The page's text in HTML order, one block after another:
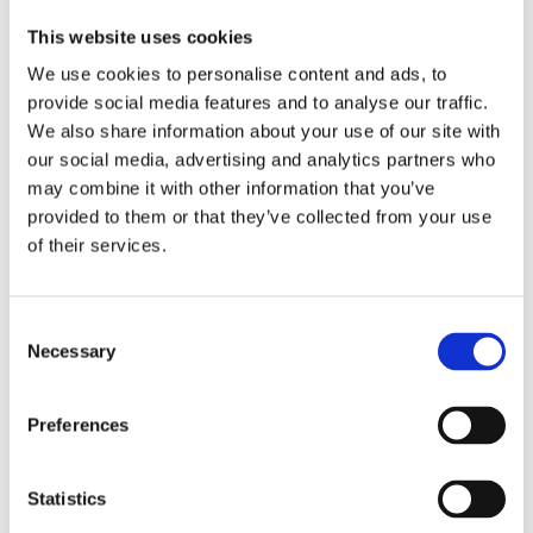
This website uses cookies
We use cookies to personalise content and ads, to
provide social media features and to analyse our traffic.
We also share information about your use of our site with
our social media, advertising and analytics partners who
may combine it with other information that you’ve
provided to them or that they’ve collected from your use
of their services.
Necessary
Preferences
Statistics
series QRN Delta chains
(con.)
Tsubaki QRN 530 series chains
65 KR
Lägg till i favoriter
Univ.
MH934849
1 645KR